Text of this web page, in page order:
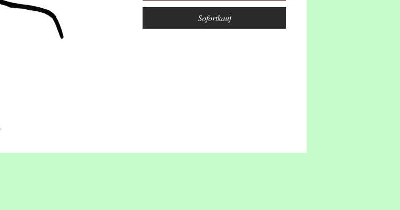
Meine Laterne, sie leuchtet, schaut wie
schön sieh scheint.
Sie leuchtet für dich, sie leuchtet für
Sofortkauf